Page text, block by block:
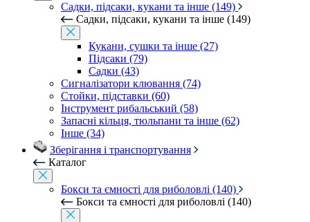
Садки, підсаки, кукани та інше (149)
Садки, підсаки, кукани та інше (149)
Кукани, сушки та інше (27)
Підсаки (79)
Садки (43)
Сигналізатори клювання (74)
Стойки, підставки (60)
Інструмент рибальський (58)
Запасні кільця, тюльпани та інше (62)
Інше (34)
Зберігання і транспортування
Каталог
Бокси та ємності для риболовлі (140)
Бокси та ємності для риболовлі (140)